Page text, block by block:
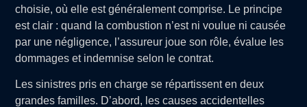
choisie, où elle est généralement comprise. Le principe
est clair : quand la combustion n’est ni voulue ni causée
par une négligence, l’assureur joue son rôle, évalue les
dommages et indemnise selon le contrat.
Les sinistres pris en charge se répartissent en deux
grandes familles. D’abord, les causes accidentelles